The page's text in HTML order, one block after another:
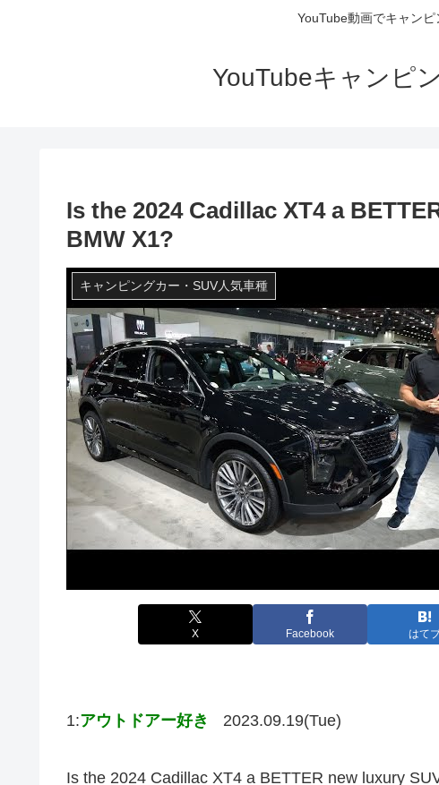
YouTube動画でキャン
YouTubeキャンピ
Is the 2024 Cadillac XT4 a
BMW X1?
キャンピングカー・SUV人気車種
X Facebook はて
1:アウトドアー好き 2023.09.19(Tue)
Is the 2024 Cadillac XT4 a BETTER new luxury